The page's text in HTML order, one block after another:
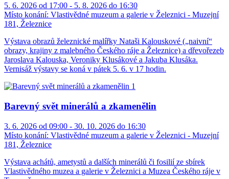
5. 6. 2026 od 17:00 - 5. 8. 2026 do 16:30
Místo konání: Vlastivědné muzeum a galerie v Železnici - Muzejní
181, Železnice
Výstava obrazů železnické malířky Nataši Kalouskové („naivní“
obrazy, krajiny z malebného Českého ráje a Železnice) a dřevořezeb
Jaroslava Kalouska, Veroniky Klusákové a Jakuba Klusáka.
Vernisáž výstavy se koná v pátek 5. 6. v 17 hodin.
Barevný svět minerálů a zkamenělin
3. 6. 2026 od 09:00 - 30. 10. 2026 do 16:30
Místo konání: Vlastivědné muzeum a galerie v Železnici - Muzejní
181, Železnice
Výstava achátů, ametystů a dalších minerálů či fosilií ze sbírek
Vlastivědného muzea a galerie v Železnici a Muzea Českého ráje v